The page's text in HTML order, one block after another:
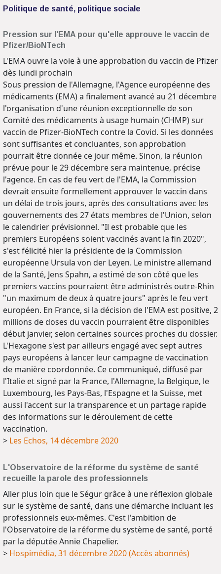
Politique de santé, politique sociale
Pression sur l'EMA pour qu'elle approuve le vaccin de
Pfizer/BioNTech
L'EMA ouvre la voie à une approbation du vaccin de Pfizer
dès lundi prochain
Sous pression de l'Allemagne, l'Agence européenne des
médicaments (EMA) a finalement avancé au 21 décembre
l'organisation d'une réunion exceptionnelle de son
Comité des médicaments à usage humain (CHMP) sur
vaccin de Pfizer-BioNTech contre la Covid. Si les données
sont suffisantes et concluantes, son approbation
pourrait être donnée ce jour même. Sinon, la réunion
prévue pour le 29 décembre sera maintenue, précise
l'agence. En cas de feu vert de l'EMA, la Commission
devrait ensuite formellement approuver le vaccin dans
un délai de trois jours, après des consultations avec les
gouvernements des 27 états membres de l'Union, selon
le calendrier prévisionnel. "Il est probable que les
premiers Européens soient vaccinés avant la fin 2020",
s'est félicité hier la présidente de la Commission
européenne Ursula von der Leyen. Le ministre allemand
de la Santé, Jens Spahn, a estimé de son côté que les
premiers vaccins pourraient être administrés outre-Rhin
"un maximum de deux à quatre jours" après le feu vert
européen. En France, si la décision de l'EMA est positive, 2
millions de doses du vaccin pourraient être disponibles
début janvier, selon certaines sources proches du dossier.
L'Hexagone s'est par ailleurs engagé avec sept autres
pays européens à lancer leur campagne de vaccination
de manière coordonnée. Ce communiqué, diffusé par
l'Italie et signé par la France, l'Allemagne, la Belgique, le
Luxembourg, les Pays-Bas, l'Espagne et la Suisse, met
aussi l'accent sur la transparence et un partage rapide
des informations sur le déroulement de cette
vaccination.
> Les Echos, 14 décembre 2020
L'Observatoire de la réforme du système de santé
recueille la parole des professionnels
Aller plus loin que le Ségur grâce à une réflexion globale
sur le système de santé, dans une démarche incluant les
professionnels eux-mêmes. C'est l'ambition de
l'Observatoire de la réforme du système de santé, porté
par la députée Annie Chapelier.
> Hospimédia, 31 décembre 2020 (Accès abonnés)